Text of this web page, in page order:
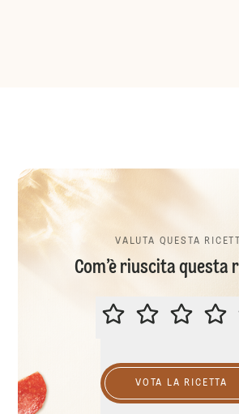
VALUTA QUESTA
Com’è riuscita questa
VALUTA
VOTA LA RICETTA